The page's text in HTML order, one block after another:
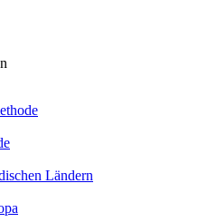
Ländern